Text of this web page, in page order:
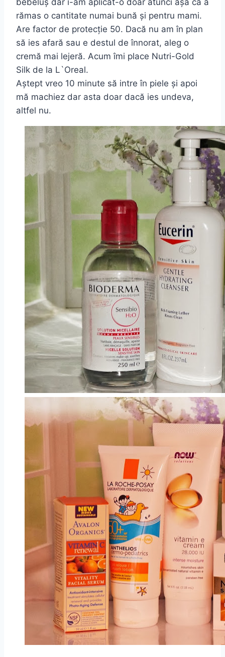
bebeluș dar i-am aplicat-o doar atunci așa că a
rămas o cantitate numai bună și pentru mami.
Are factor de protecție 50. Dacă nu am în plan
să ies afară sau e destul de înnorat, aleg o
cremă mai lejeră. Acum îmi place Nutri-Gold
Silk de la L`Oreal.
Aștept vreo 10 minute să intre în piele și apoi
mă machiez dar asta doar dacă ies undeva,
altfel nu.